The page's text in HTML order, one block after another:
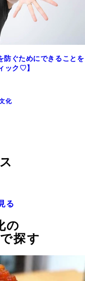
ぐためにできることを
ック♡】
化
る
の
探す